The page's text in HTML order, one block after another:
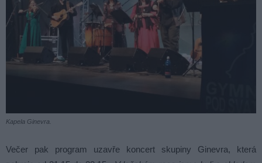
Kapela Ginevra.
Večer pak program uzavře koncert skupiny Ginevra, která